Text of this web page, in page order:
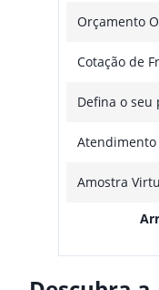
Orçamento
Cotação de
Defina o seu
Amostra